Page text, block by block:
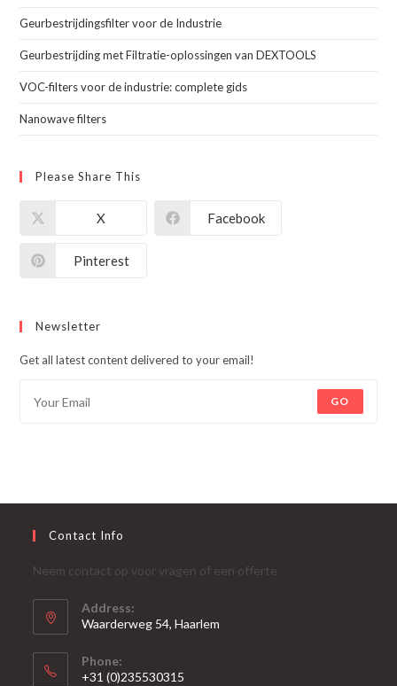
Geurbestrijdingsfilter voor de Industrie
Geurbestrijding met Filtratie-oplossingen van DEXTOOLS
VOC-filters voor de industrie: complete gids
Nanowave filters
Please Share This
X Facebook
Pinterest
Newsletter
Get all latest content delivered to your email!
GO
Contact Info
Neem contact op voor vragen of een offerte
Address:
Waarderweg 54, Haarlem
Phone:
+31 (0)235530315